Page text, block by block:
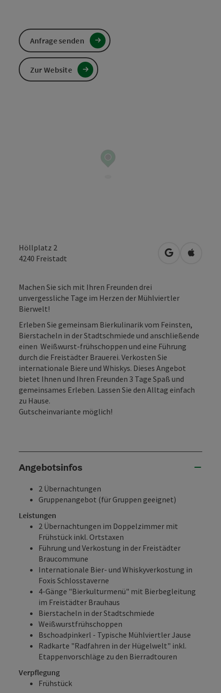
Höllplatz 2
4240 Freistadt in Google
in
Machen Sie sich mit Ihren Freunden drei
unvergessliche Tage im Herzen der Mühlviertler
Bierwelt!
Erleben Sie gemeinsam Bierkulinarik vom Feinsten,
Bierstacheln in der Stadtschmiede und anschließende
einen Weißwurst-frühschoppen und eine Führung
durch die Freistädter Brauerei. Verkosten Sie
internationale Biere und Whiskys. Dieses Angebot
bietet Ihnen und Ihren Freunden 3 Tage Spaß und
gemeinsames Erleben. Lassen Sie den Alltag einfach
zu Hause.
Gutscheinvariante möglich!
Angebotsinfos
2 Übernachtungen
Gruppenangebot (für Gruppen geeignet)
Leistungen
2 Übernachtungen im Doppelzimmer mit
Frühstück inkl. Ortstaxen
Führung und Verkostung in der Freistädter
Braucommune
Internationale Bier- und Whiskyverkostung in
Foxis Schlosstaverne
4-Gänge "Bierkulturmenü" mit Bierbegleitung
im Freistädter Brauhaus
Bierstacheln in der Stadtschmiede
Weißwurstfrühschoppen
Bschoadpinkerl - Typische Mühlviertler Jause
Radkarte "Radfahren in der Hügelwelt" inkl.
Etappenvorschläge zu den Bierradtouren
Verpflegung
Frühstück
Anfrage senden
Zur Website